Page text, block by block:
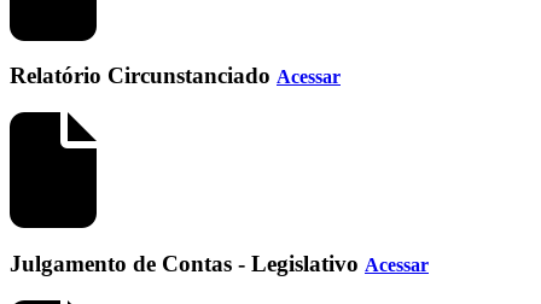
Relatório Circunstanciado Acessar
Julgamento de Contas - Legislativo Acessar